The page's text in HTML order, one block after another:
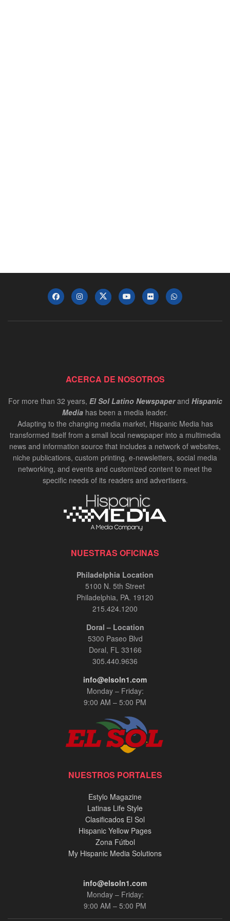
ACERCA DE NOSOTROS
For more than 32 years, El Sol Latino Newspaperand Hispanic
Media has been a media leader.
Adapting to the changing media market, Hispanic Media has
transformed itself from a small local newspaper into a multimedia
news and information source that includes a network of websites,
niche publications, custom printing, e-newsletters, social media
networking, and events and customized content to meet the
specific needs of its readers and advertisers.
NUESTRAS OFICINAS
Philadelphia Location
5100 N. 5th Street
Philadelphia, PA. 19120
215.424.1200
Doral – Location
5300 Paseo Blvd
Doral, FL 33166
305.440.9636
info@elsoln1.com
Monday – Friday:
9:00 AM – 5:00 PM
NUESTROS PORTALES
Estylo Magazine
Latinas Life Style
Clasificados El Sol
Hispanic Yellow Pages
Zona Fútbol
My Hispanic Media Solutions
info@elsoln1.com
Monday – Friday:
9:00 AM – 5:00 PM